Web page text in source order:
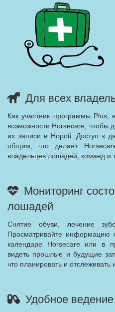
Для всех
Как участник программы Plus,
возможности Horsecare, чтобы
их записи в Hopoti. Доступ к
общим, что делает
владельцев лошадей, команд и
Мониторинг
лошадей
Снятие обуви, лечение
Просматривайте информацию
календаре Horsecare или в
видеть прошлые и будущие
что планировать и отслеживать
Удобное